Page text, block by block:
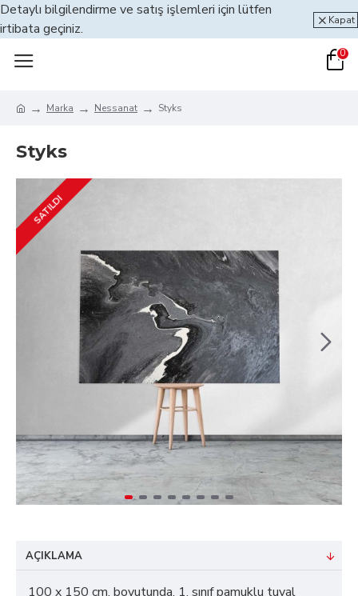
Detaylı bilgilendirme ve satış işlemleri için lütfen
irtibata geçiniz.
Kapat
0
Marka Nessanat Styks
Styks
SATILDI
AÇIKLAMA
100 x 150 cm. boyutunda, 1. sınıf pamuklu tuval